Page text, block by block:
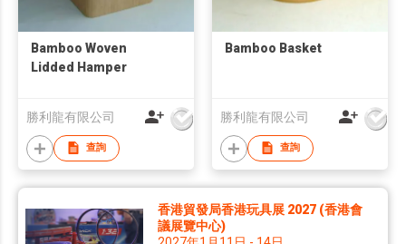
Bamboo Woven
Lidded Hamper
勝利龍有限公司
查詢
Bamboo Basket
勝利龍有限公司
查詢
香港貿發局香港玩具展 2027 (香港會
議展覽中心)